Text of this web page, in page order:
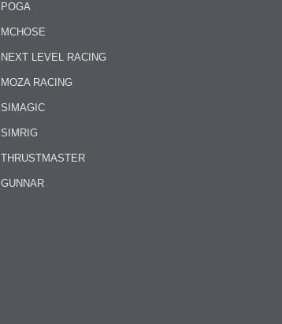
POGA
MCHOSE
NEXT LEVEL RACING
MOZA RACING
SIMAGIC
SIMRIG
THRUSTMASTER
GUNNAR